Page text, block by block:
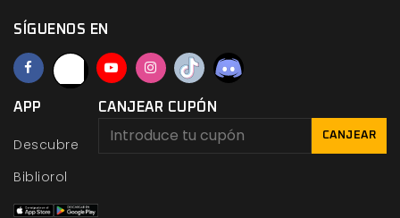
SÍGUENOS EN
APP
Descubre
Bibliorol
CANJEAR CUPÓN
CANJEAR